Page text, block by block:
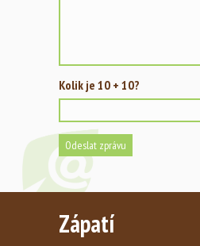
Kolik je 10 + 10?
Zápatí